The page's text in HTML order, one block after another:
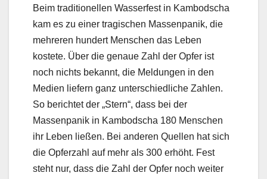
Beim traditionellen Wasserfest in Kambodscha
kam es zu einer tragischen Massenpanik, die
mehreren hundert Menschen das Leben
kostete. Über die genaue Zahl der Opfer ist
noch nichts bekannt, die Meldungen in den
Medien liefern ganz unterschiedliche Zahlen.
So berichtet der „Stern“, dass bei der
Massenpanik in Kambodscha 180 Menschen
ihr Leben ließen. Bei anderen Quellen hat sich
die Opferzahl auf mehr als 300 erhöht. Fest
steht nur, dass die Zahl der Opfer noch weiter